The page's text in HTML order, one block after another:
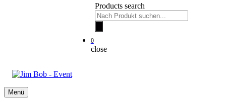
Products search
0
close
Menü